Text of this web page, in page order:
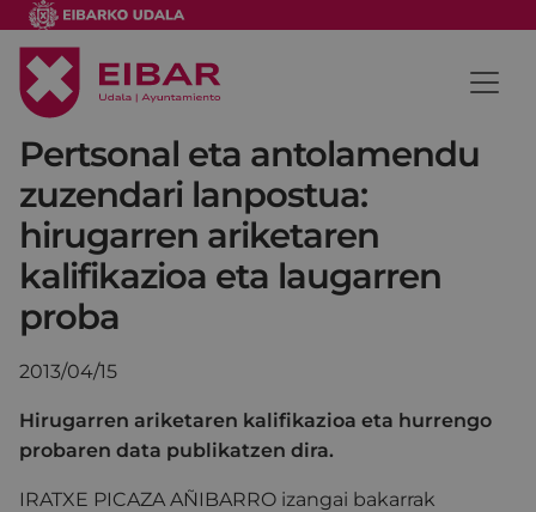
Pertsonal eta antolamendu
zuzendari lanpostua:
hirugarren ariketaren
kalifikazioa eta laugarren
proba
2013/04/15
Hirugarren ariketaren kalifikazioa eta hurrengo
probaren data publikatzen dira.
IRATXE PICAZA AÑIBARRO izangai bakarrak